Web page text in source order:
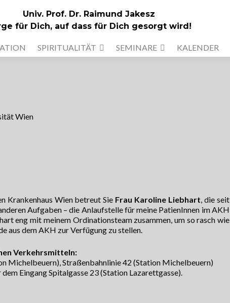
Univ. Prof. Dr. Raimund Jakesz
für Dich, auf dass für Dich gesorgt wird!
SPIRITUALITÄT SEMINARE KALENDER
Wien
Krankenhaus Wien betreut Sie Frau Karoline Liebhart, die seit
Aufgaben – die Anlaufstelle für meine PatienInnen im AKH
eng mit meinem Ordinationsteam zusammen, um so rasch wie
aus dem AKH zur Verfügung zu stellen.
Verkehrsmitteln:
Michelbeuern), Straßenbahnlinie 42 (Station Michelbeuern)
Eingang Spitalgasse 23 (Station Lazarettgasse).